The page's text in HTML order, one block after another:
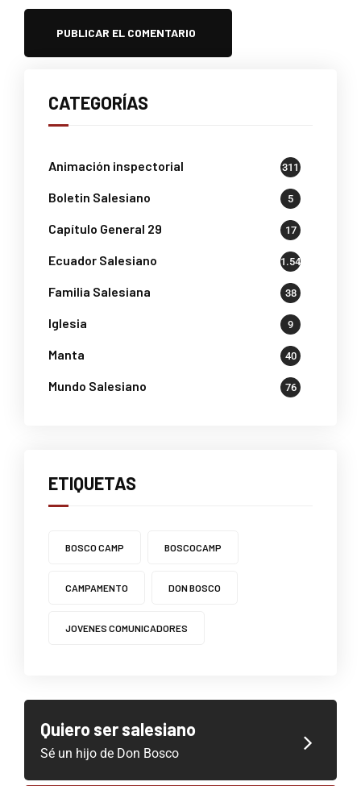
CATEGORÍAS
Animación inspectorial 311
Boletin Salesiano 5
Capítulo General 29 17
Ecuador Salesiano 1.541
Familia Salesiana 38
Iglesia 9
Manta 40
Mundo Salesiano 76
ETIQUETAS
BOSCO CAMP BOSCOCAMP
CAMPAMENTO DON BOSCO
JOVENES COMUNICADORES
Quiero ser salesiano
Sé un hijo de Don Bosco